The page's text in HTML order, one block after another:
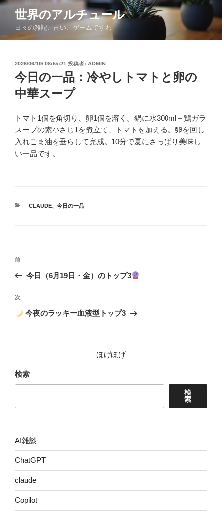
コ
ン
世界のアルチュール
日々の雑記、占い、ゲームですわ
投
稿
日:
2026/06/19/ 08:55:21 投稿者: ADMIN
今日の一品：冷やしトマトと卵の
中華スープ
トマト1個を角切り、卵1個を溶く。鍋に水300ml＋鶏ガラ
スープの素小さじ1を煮立て、トマトを加える。卵を回し
入れごま油を垂らして完成。10分で夏にさっぱり美味し
い一品です。
カ
CLAUDE、 今日の一品
投
ビ
ゲ
前
の
稿
前
今日（6月19日・金）のトップ3
次
の
次
今夜のラッキー血液型トップ3
ほげほげ
検索
検
索
AI雑談
ChatGPT
claude
Copilot